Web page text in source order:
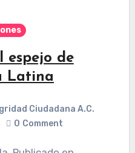
espejo de
Latina
Ciudadana A.C.
0 Comment